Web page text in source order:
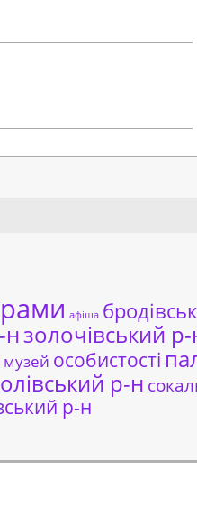
афіша
нзолочівський
музей особистості
р-н
р-н